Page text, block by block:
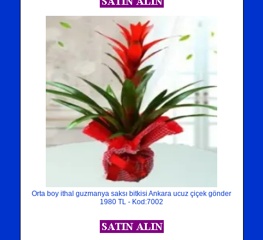
Orta boy ithal guzmanya saksı bitkisi Ankara ucuz çiçek gönder
1980 TL - Kod:7002